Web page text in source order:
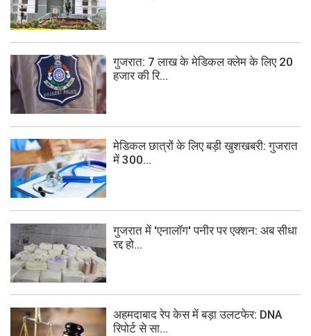
गुजरात: 7 लाख के मेडिकल क्लेम के लिए 20
हजार की रि...
मेडिकल छात्रों के लिए बड़ी खुशखबरी: गुजरात
में 300...
गुजरात में 'एनालॉग' पनीर पर एक्शन: अब सीधा
रद्द हो...
अहमदाबाद रेप केस में बड़ा उलटफेर: DNA
रिपोर्ट से सा...